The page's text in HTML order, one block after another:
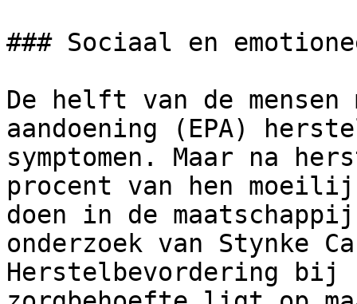
### Sociaal en
De helft van de
aandoening (EPA)
symptomen. Maar na
procent van hen
doen in de
onderzoek van Stynke
Herstelbevordering bij